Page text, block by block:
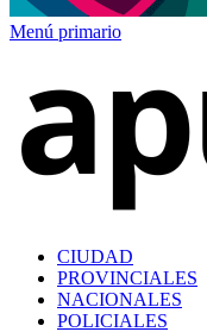
Menú primario
CIUDAD
PROVINCIALES
NACIONALES
POLICIALES